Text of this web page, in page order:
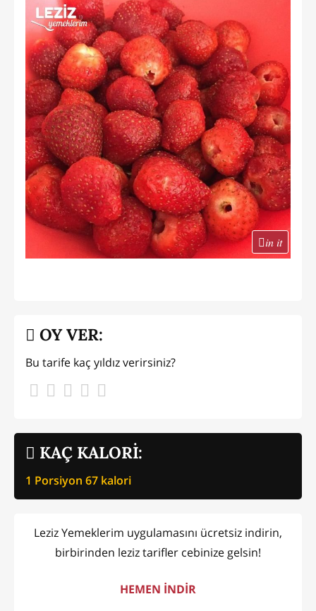
in it
KAÇ KALORİ:
1 Porsiyon 67 kalori
OY VER:
Bu tarife kaç yıldız verirsiniz?
Leziz Yemeklerim uygulamasını ücretsiz indirin,
birbirinden leziz tarifler cebinize gelsin!
HEMEN İNDİR